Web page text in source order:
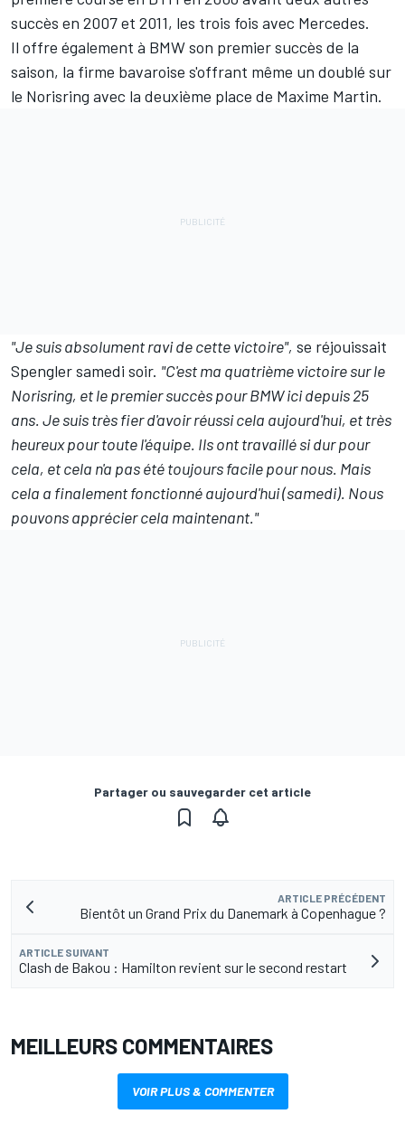
succès en 2007 et 2011, les trois fois avec Mercedes.
Il offre également à BMW son premier succès de la
saison, la firme bavaroise s'offrant même un doublé sur
le Norisring avec la deuxième place de Maxime Martin.
"Je suis absolument ravi de cette victoire", se réjouissait
Spengler samedi soir. "C'est ma quatrième victoire sur le
Norisring, et le premier succès pour BMW ici depuis 25
ans. Je suis très fier d'avoir réussi cela aujourd'hui, et très
heureux pour toute l'équipe. Ils ont travaillé si dur pour
cela, et cela n'a pas été toujours facile pour nous. Mais
cela a finalement fonctionné aujourd'hui (samedi). Nous
pouvons apprécier cela maintenant."
Partager ou sauvegarder cet article
ARTICLE PRÉCÉDENT
Bientôt un Grand Prix du Danemark à Copenhague ?
ARTICLE SUIVANT
Clash de Bakou : Hamilton revient sur le second restart
MEILLEURS COMMENTAIRES
VOIR PLUS & COMMENTER